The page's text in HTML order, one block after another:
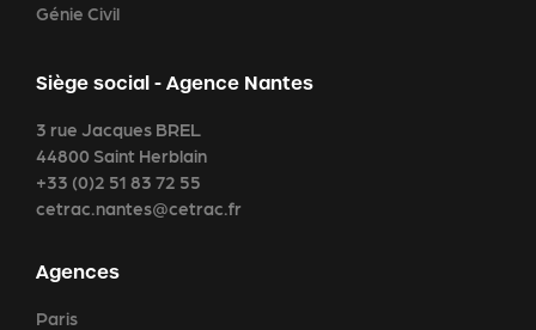
Génie Civil
Siège social - Agence Nantes
3 rue Jacques BREL
44800 Saint Herblain
+33 (0)2 51 83 72 55
cetrac.nantes@cetrac.fr
Agences
Paris